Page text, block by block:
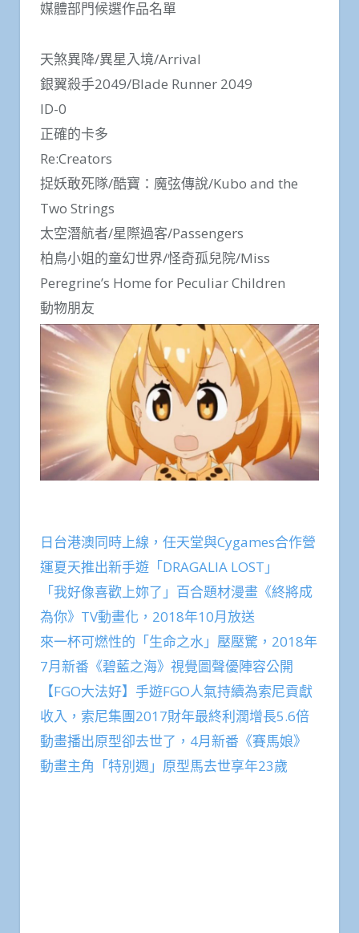
媒體部門候選作品名單
天煞異降/異星入境/Arrival
銀翼殺手2049/Blade Runner 2049
ID-0
正確的卡多
Re:Creators
捉妖敢死隊/酷寶：魔弦傳說/Kubo and the
Two Strings
太空潛航者/星際過客/Passengers
柏鳥小姐的童幻世界/怪奇孤兒院/Miss
Peregrine’s Home for Peculiar Children
動物朋友
日台港澳同時上線，任天堂與Cygames合作營
運夏天推出新手遊「DRAGALIA LOST」
「我好像喜歡上妳了」百合題材漫畫《終將成
為你》TV動畫化，2018年10月放送
來一杯可燃性的「生命之水」壓壓驚，2018年
7月新番《碧藍之海》視覺圖聲優陣容公開
【FGO大法好】手遊FGO人氣持續為索尼貢獻
收入，索尼集團2017財年最終利潤增長5.6倍
動畫播出原型卻去世了，4月新番《賽馬娘》
動畫主角「特別週」原型馬去世享年23歲